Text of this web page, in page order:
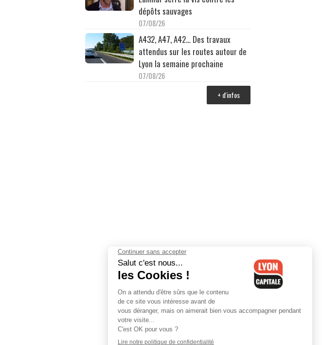
dépôts sauvages
07/08/26
A432, A47, A42… Des travaux
attendus sur les routes autour de
Lyon la semaine prochaine
07/08/26
+ d'infos